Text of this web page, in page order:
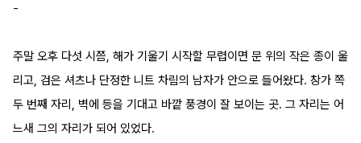
-
주말 오후 다섯 시쯤, 해가 기울기 시작할 무렵이면 문 위의 작은 종이 울
리고, 검은 셔츠나 단정한 니트 차림의 남자가 안으로 들어왔다. 창가 쪽
두 번째 자리, 벽에 등을 기대고 바깥 풍경이 잘 보이는 곳. 그 자리는 어
느새 그의 자리가 되어 있었다.